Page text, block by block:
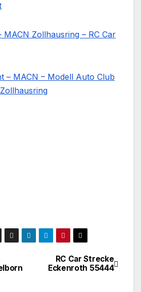
MACN Zollhausring – RC Car
– MACN – Modell Auto Club
RC Car Strecke
Eckenroth 55444